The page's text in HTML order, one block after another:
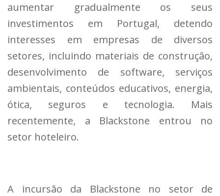
aumentar gradualmente os seus
investimentos em Portugal, detendo
interesses em empresas de diversos
setores, incluindo materiais de construção,
desenvolvimento de software, serviços
ambientais, conteúdos educativos, energia,
ótica, seguros e tecnologia. Mais
recentemente, a Blackstone entrou no
setor hoteleiro.
A incursão da Blackstone no setor de